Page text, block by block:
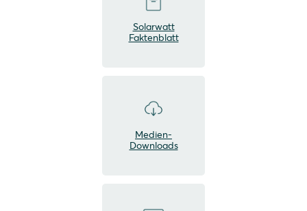
Solarwatt
Faktenblatt
Medien-
Downloads